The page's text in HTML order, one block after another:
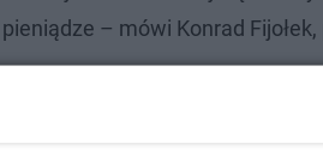
– mówi Konrad